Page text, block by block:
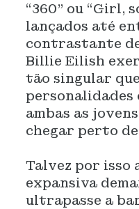
“360” ou “Girl,
lançados até
contrastante
Billie Eilish
tão singular que
ambas as
chegar perto
Talvez por isso
expansiva
ultrapasse a